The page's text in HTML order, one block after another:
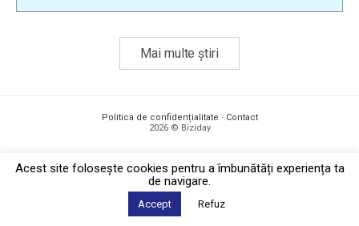
Mai multe știri
Politica de confidențialitate · Contact
2026 © Biziday
Acest site foloseşte cookies pentru a îmbunătăți experiența ta
de navigare.
Accept Refuz